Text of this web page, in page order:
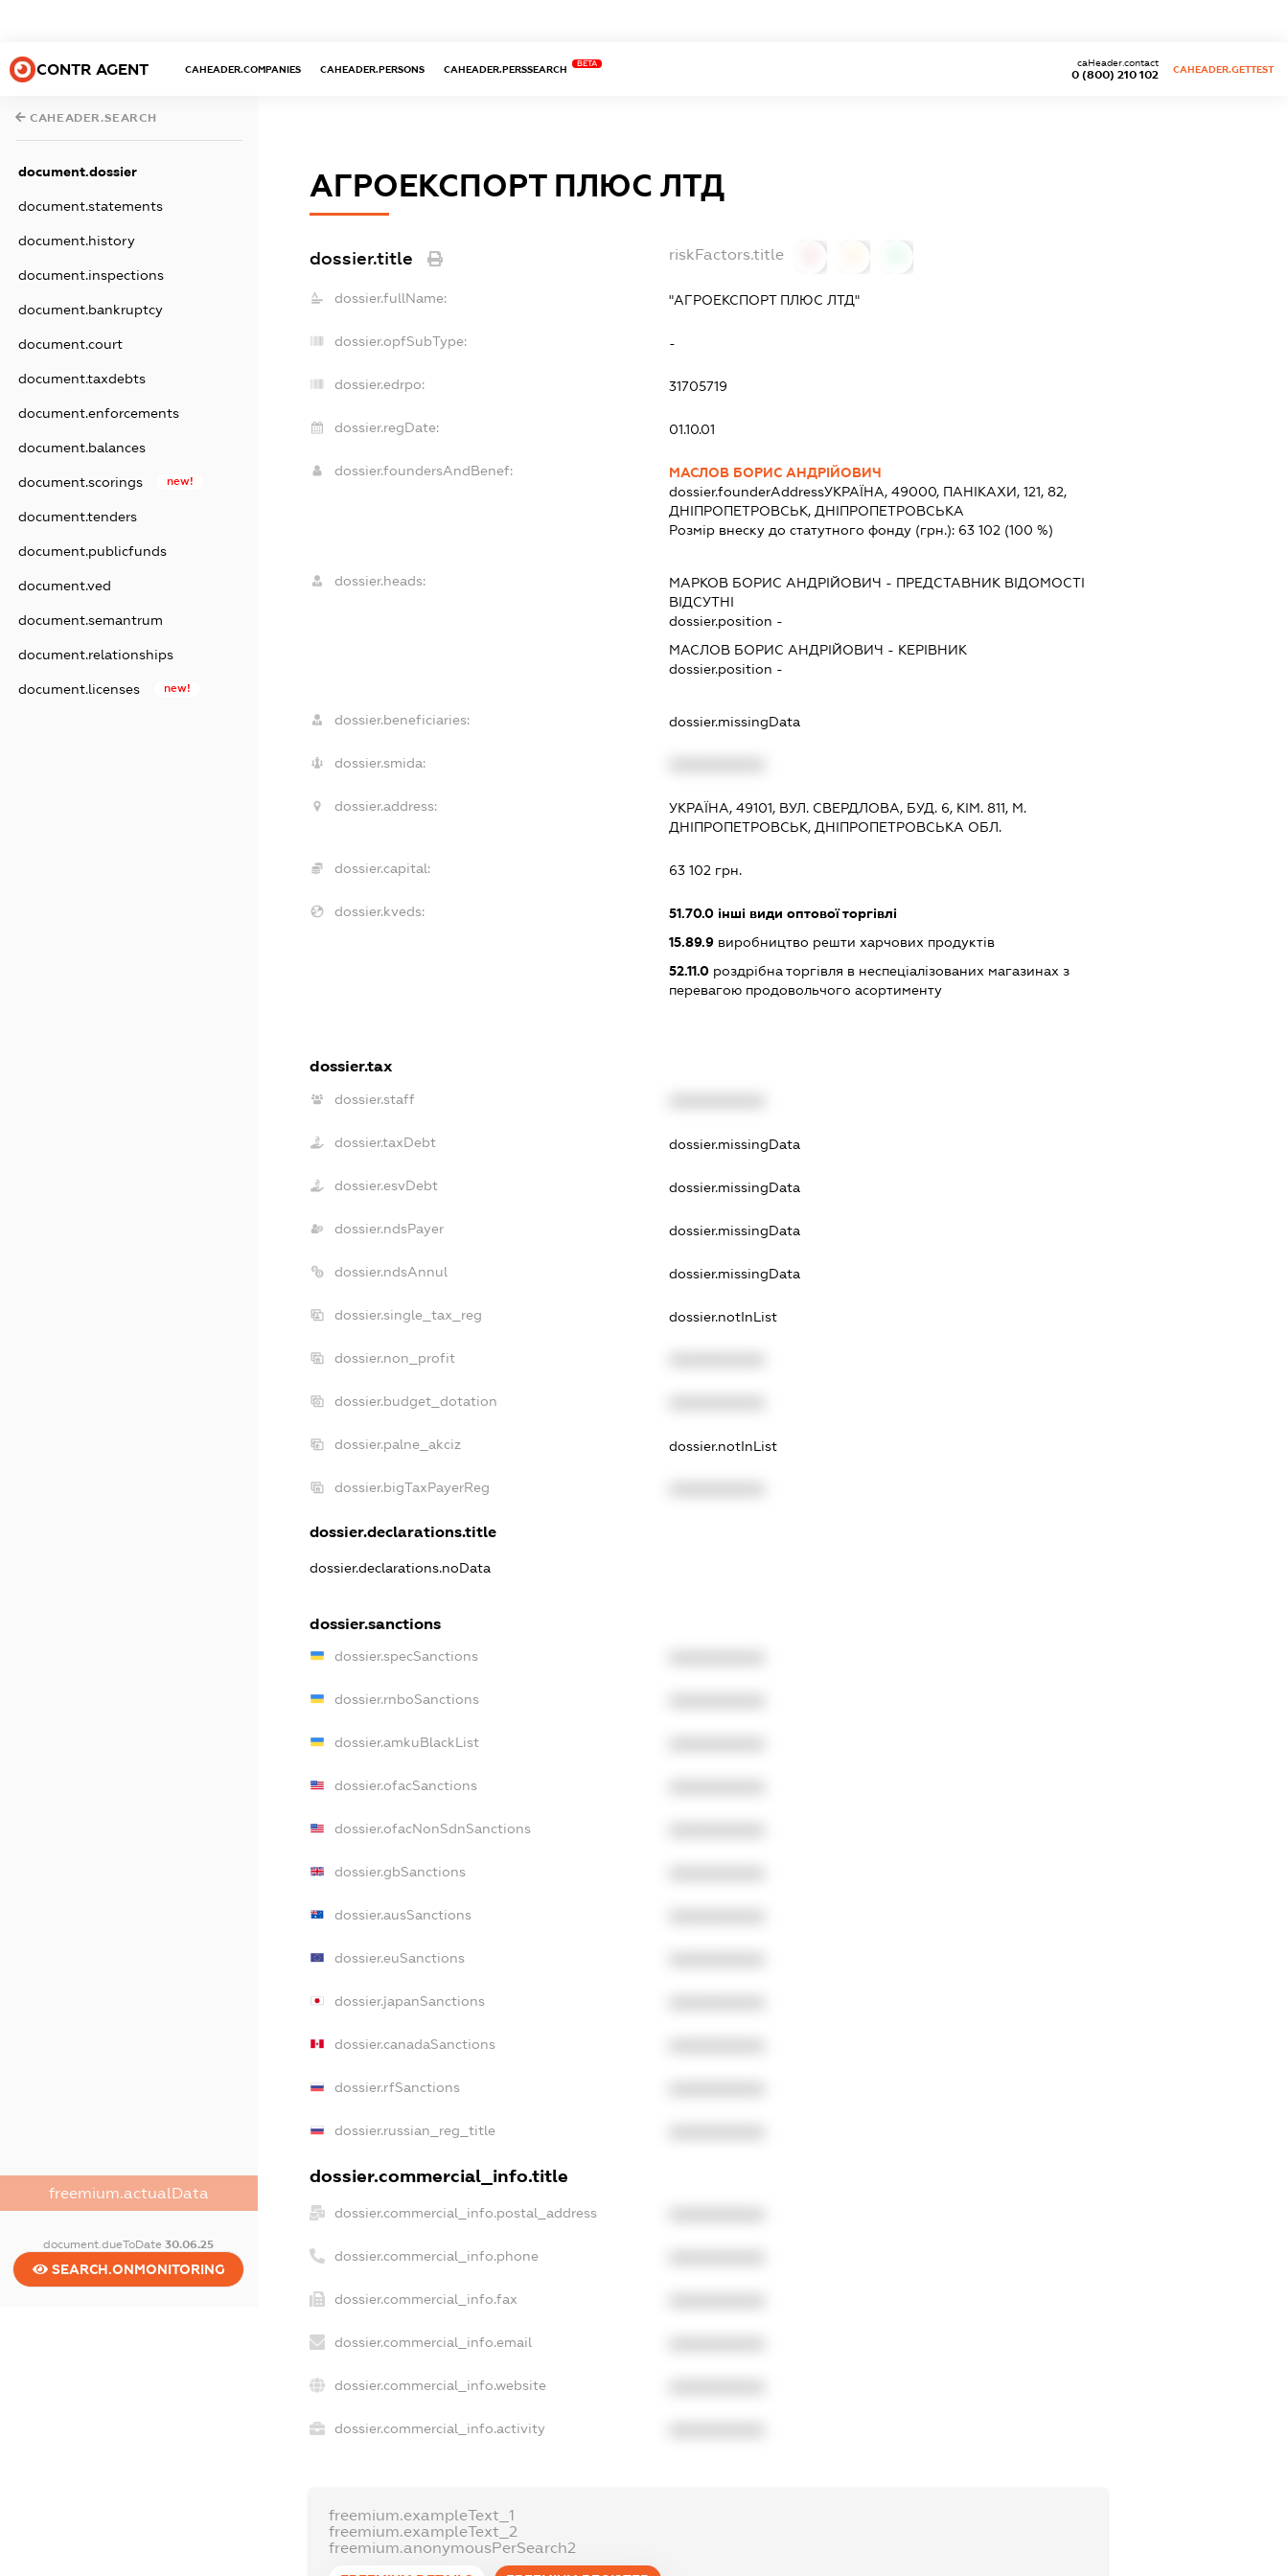
CONTR AGENT CAHEADER.COMPANIES CAHEADER.PERSONS CAHEADER.PERSSEARCH
BETA
0 (800) 210 102
caHeader.contact
CAHEADER.GETTEST
CAHEADER.SEARCH
document.dossier
document.statements
document.history
document.inspections
document.bankruptcy
document.court
document.taxdebts
document.enforcements
document.balances
document.scorings new!
document.tenders
document.publicfunds
document.ved
document.semantrum
document.relationships
document.licenses new!
freemium.actualData
document.dueToDate30.06.25
SEARCH.ONMONITORING
АГРОЕКСПОРТ ПЛЮС ЛТД
dossier.title riskFactors.title
dossier.fullName: "АГРОЕКСПОРТ ПЛЮС ЛТД"
dossier.opfSubType: -
dossier.edrpo: 31705719
dossier.regDate: 01.10.01
dossier.foundersAndBenef:
МАСЛОВ БОРИС АНДРІЙОВИЧ
dossier.founderAddressУКРАЇНА, 49000, ПАНІКАХИ, 121, 82,
ДНІПРОПЕТРОВСЬК, ДНІПРОПЕТРОВСЬКА
Розмір внеску до статутного фонду (грн.): 63 102 (100 %)
dossier.heads: МАРКОВ БОРИС АНДРІЙОВИЧ - ПРЕДСТАВНИК ВІДОМОСТІ
ВІДСУТНІ
dossier.position -
МАСЛОВ БОРИС АНДРІЙОВИЧ - КЕРІВНИК
dossier.position -
dossier.beneficiaries: dossier.missingData
dossier.smida:
dossier.address:
УКРАЇНА, 49101, ВУЛ. СВЕРДЛОВА, БУД. 6, КІМ. 811, М.
ДНІПРОПЕТРОВСЬК, ДНІПРОПЕТРОВСЬКА ОБЛ.
dossier.capital: 63 102 грн.
dossier.kveds: 51.70.0інші види оптової торгівлі
15.89.9виробництво решти харчових продуктів
52.11.0роздрібна торгівля в неспеціалізованих магазинах з
перевагою продовольчого асортименту
dossier.tax
dossier.staff
dossier.taxDebt dossier.missingData
dossier.esvDebt dossier.missingData
dossier.ndsPayer dossier.missingData
dossier.ndsAnnul dossier.missingData
dossier.single_tax_reg dossier.notInList
dossier.non_profit
dossier.budget_dotation
dossier.palne_akciz dossier.notInList
dossier.bigTaxPayerReg
dossier.declarations.title
dossier.declarations.noData
dossier.sanctions
dossier.specSanctions
dossier.rnboSanctions
dossier.amkuBlackList
dossier.ofacSanctions
dossier.ofacNonSdnSanctions
dossier.gbSanctions
dossier.ausSanctions
dossier.euSanctions
dossier.japanSanctions
dossier.canadaSanctions
dossier.rfSanctions
dossier.russian_reg_title
dossier.commercial_info.title
dossier.commercial_info.postal_address
dossier.commercial_info.phone
dossier.commercial_info.fax
dossier.commercial_info.email
dossier.commercial_info.website
dossier.commercial_info.activity
freemium.exampleText_1
freemium.exampleText_2
freemium.anonymousPerSearch2